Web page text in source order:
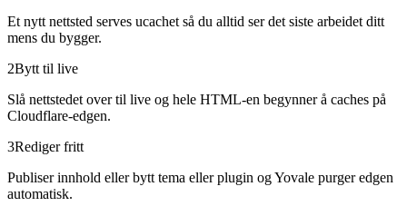
Et nytt nettsted serves ucachet så du alltid ser det siste arbeidet ditt
mens du bygger.
2Bytt til live
Slå nettstedet over til live og hele HTML-en begynner å caches på
Cloudflare-edgen.
3Rediger fritt
Publiser innhold eller bytt tema eller plugin og Yovale purger edgen
automatisk.